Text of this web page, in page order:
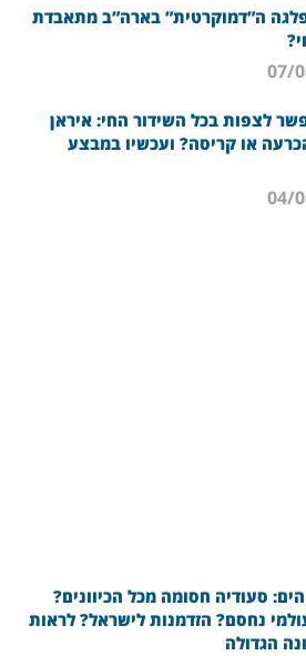
ה”דמוקרטית” בארה”ב מתאבדת
לצפות בכל השידור החי: איראן
או קריסה? ועכשיו במבצע
סעודיה חסומה מכל הכיוונים?
נחסם? הזדמנות לישראל? לראות
הגדולה